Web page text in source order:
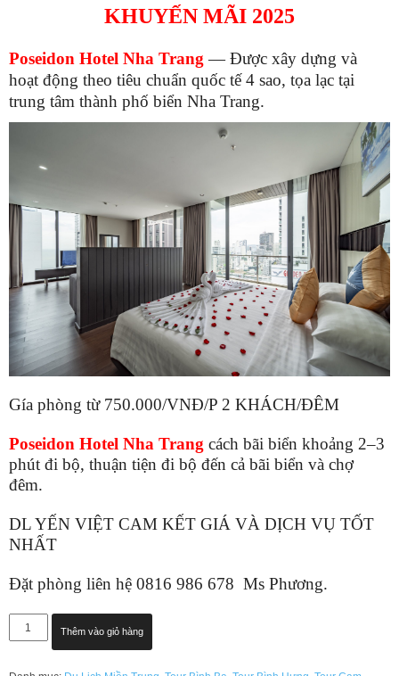
₫750,000.00.
KHUYẾN MÃI 2025
Poseidon Hotel Nha Trang — Được xây dựng và
hoạt động theo tiêu chuẩn quốc tế 4 sao, tọa lạc tại
trung tâm thành phố biển Nha Trang.
Gía phòng từ 750.000/VNĐ/P 2 KHÁCH/ĐÊM
Poseidon Hotel Nha Trang cách bãi biển khoảng 2–3
phút đi bộ, thuận tiện đi bộ đến cả bãi biển và chợ
đêm.
DL YẾN VIỆT CAM KẾT GIÁ VÀ DỊCH VỤ TỐT
NHẤT
Đặt phòng liên hệ 0816 986 678 Ms Phương.
KHÁCH
SẠN
Thêm vào giỏ hàng